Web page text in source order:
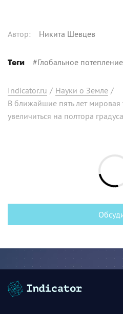
Автор: Никита Шевцев
Теги #Глобальное потепление
Indicator.ru / Науки о Земле /
В ближайшие пять лет мировая
увеличиться на полтора градуса